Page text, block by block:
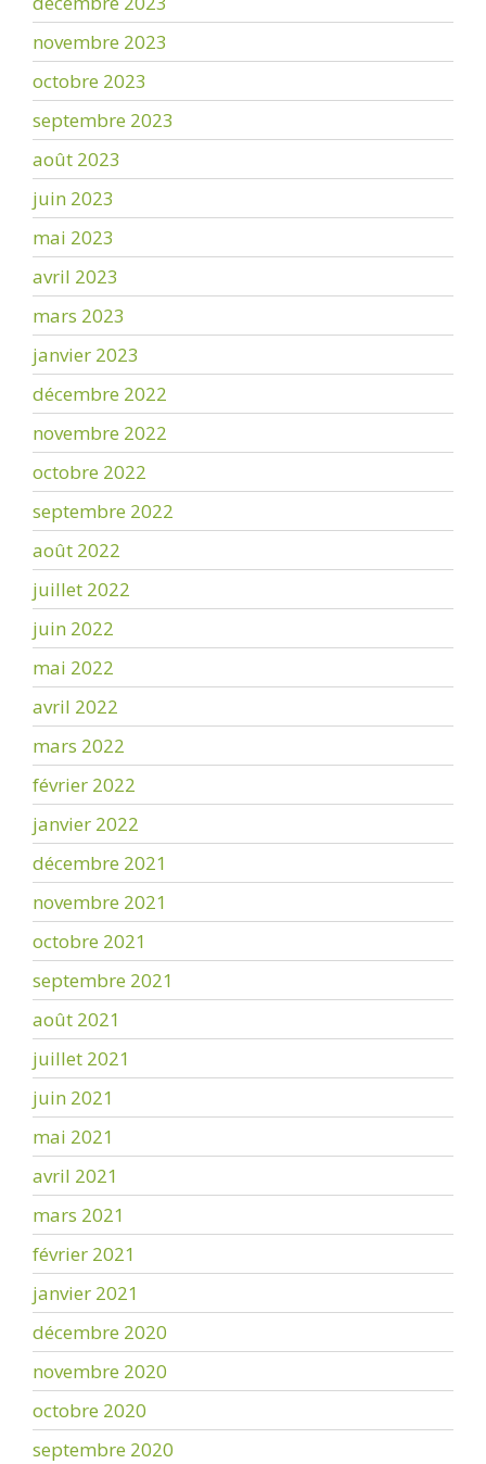
novembre 2023
octobre 2023
septembre 2023
août 2023
juin 2023
mai 2023
avril 2023
mars 2023
janvier 2023
décembre 2022
novembre 2022
octobre 2022
septembre 2022
août 2022
juillet 2022
juin 2022
mai 2022
avril 2022
mars 2022
février 2022
janvier 2022
décembre 2021
novembre 2021
octobre 2021
septembre 2021
août 2021
juillet 2021
juin 2021
mai 2021
avril 2021
mars 2021
février 2021
janvier 2021
décembre 2020
novembre 2020
octobre 2020
septembre 2020